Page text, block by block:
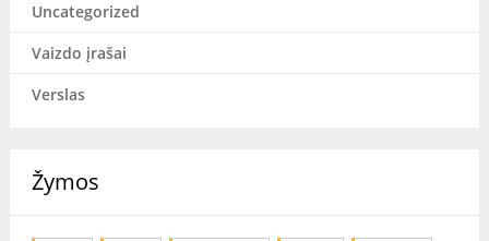
Uncategorized
Vaizdo įrašai
Verslas
Žymos